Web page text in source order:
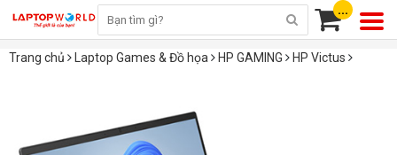
...
Trang chủ Laptop Games & Đồ họa HP GAMING HP Victus